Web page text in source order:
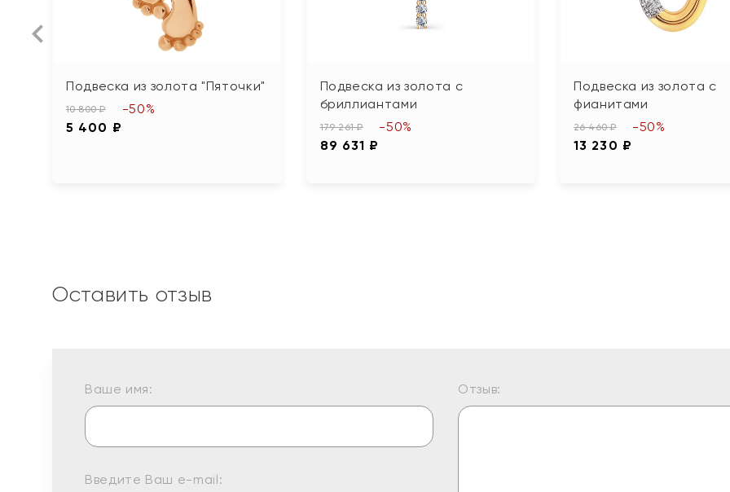
Подвеска из золота "Пяточки"
10 800 ₽
5 400 ₽
-50%
Подвеска из золота с
бриллиантами
179 261 ₽
89 631 ₽
-50%
Подвеска из золота с
фианитами
26 460 ₽
13 230 ₽
-50%
Оставить отзыв
Ваше имя:
Введите Ваш e-mail:
Отзыв: